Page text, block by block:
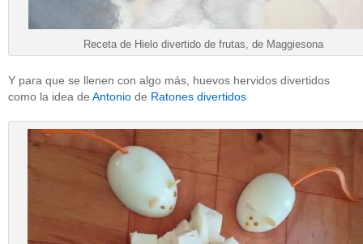
Receta de Hielo divertido de frutas, de Maggiesona
Y para que se llenen con algo más, huevos hervidos divertidos
como la idea de Antonio de Ratones divertidos